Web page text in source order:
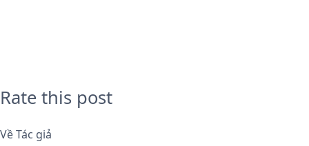
Rate this post
Về Tác giả